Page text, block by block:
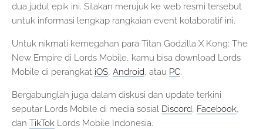
dua judul epik ini. Silakan merujuk ke web resmi tersebut
untuk informasi lengkap rangkaian event kolaboratif ini.
Untuk nikmati kemegahan para Titan Godzilla X Kong: The
New Empire di Lords Mobile, kamu bisa download Lords
Mobile di perangkat iOS, Android, atau PC.
Bergabunglah juga dalam diskusi dan update terkini
seputar Lords Mobile di media sosial Discord, Facebook,
dan TikTok Lords Mobile Indonesia.